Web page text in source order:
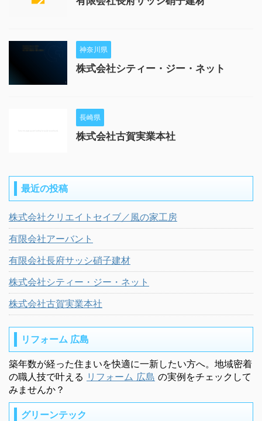
神奈川県
株式会社シティー・ジー・ネット
長崎県
株式会社古賀実業本社
最近の投稿
株式会社クリエイトセイブ／風の家工房
有限会社アーバント
有限会社長府サッシ硝子建材
株式会社シティー・ジー・ネット
株式会社古賀実業本社
リフォーム 広島
築年数が経った住まいを快適に一新したい方へ。地域密着
の職人技で叶える リフォーム 広島 の実例をチェックして
みませんか？
グリーンテック